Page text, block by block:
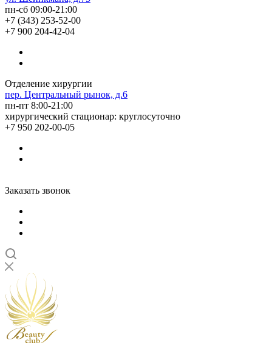
пн-сб 09:00-21:00
+7 (343) 253-52-00
+7 900 204-42-04
Отделение хирургии
пер. Центральный рынок, д.6
пн-пт 8:00-21:00
хирургический стационар: круглосуточно
+7 950 202-00-05
Заказать звонок